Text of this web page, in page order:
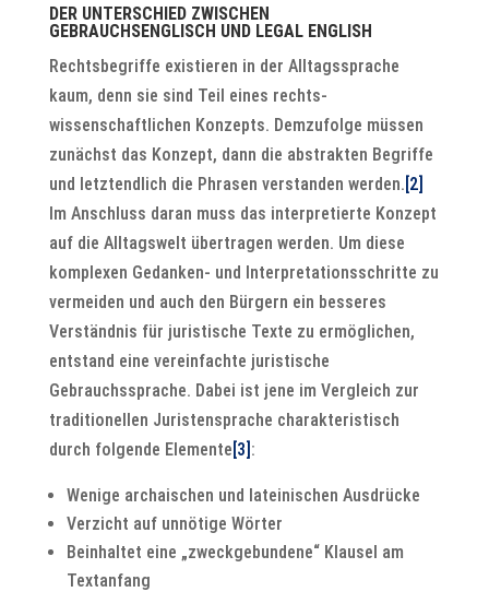
DER UNTERSCHIED ZWISCHEN
GEBRAUCHSENGLISCH UND LEGAL ENGLISH
Rechtsbegriffe existieren in der Alltagssprache
kaum, denn sie sind Teil eines rechts-
wissenschaftlichen Konzepts. Demzufolge müssen
zunächst das Konzept, dann die abstrakten Begriffe
und letztendlich die Phrasen verstanden werden.[2]
Im Anschluss daran muss das interpretierte Konzept
auf die Alltagswelt übertragen werden. Um diese
komplexen Gedanken- und Interpretationsschritte zu
vermeiden und auch den Bürgern ein besseres
Verständnis für juristische Texte zu ermöglichen,
entstand eine vereinfachte juristische
Gebrauchssprache. Dabei ist jene im Vergleich zur
traditionellen Juristensprache charakteristisch
durch folgende Elemente[3] :
Wenige archaischen und lateinischen Ausdrücke
Verzicht auf unnötige Wörter
Beinhaltet eine „zweckgebundene“ Klausel am
Textanfang